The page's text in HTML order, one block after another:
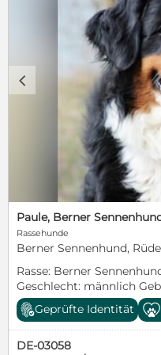
Familie mit Kindern unter
Katzenverträglichkeit
c
Rassehunde
Berner Sennenhund,
Rasse: Berner
Geschlecht: männlich
groß Verträglich: Rüden,
Kurzbeschreibung: bitte
Ausführliche
Februar 2024 als
Geprüfte Identität
DE-03058